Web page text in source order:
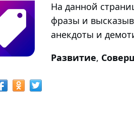
На данной
фразы и
анекдоты и
Развитие,